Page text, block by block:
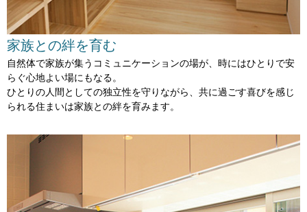
家族との絆を育む
自然体で家族が集うコミュニケーションの場が、 時にはひとりで安
らぐ心地よい場にもなる。
ひとりの人間としての独立性を守りながら、 共に過ごす喜びを感じ
られる住まいは家族との絆を育みます。